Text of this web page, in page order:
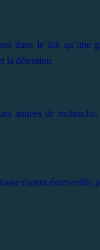
dans le fait qu’une
la détention.
années de
étaient émerveillés